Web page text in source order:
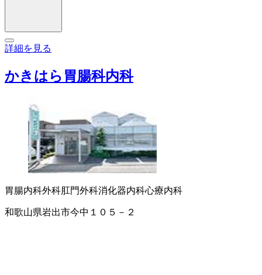
詳細を見る
かきはら胃腸科内科
胃腸内科外科肛門外科消化器内科心療内科
和歌山県岩出市今中１０５－２